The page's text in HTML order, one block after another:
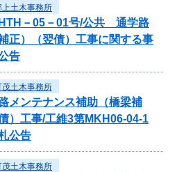
上土木事務所
HTH－05－01号/公共 通学路
正）（翌債）工事に関する事
告
茂土木事務所
メンテナンス補助（橋梁補
）工事/工維3第MKH06-04-1
公告
茂土木事務所